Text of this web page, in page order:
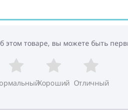
этом товаре, вы можете быть
Хороший Отличный